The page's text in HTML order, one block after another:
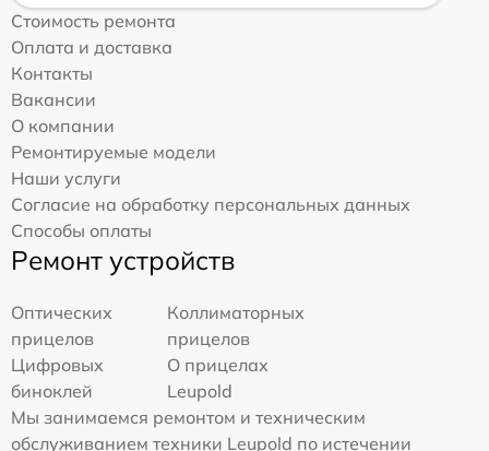
Стоимость ремонта
Оплата и доставка
Контакты
Вакансии
О компании
Ремонтируемые модели
Наши услуги
Согласие на обработку персональных данных
Способы оплаты
Ремонт устройств
Оптических
прицелов
Коллиматорных
прицелов
Цифровых
биноклей
О прицелах
Leupold
Мы занимаемся ремонтом и техническим
обслуживанием техники Leupold по истечении